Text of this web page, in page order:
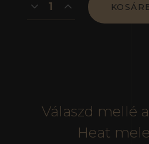
Válaszd mellé
Heat